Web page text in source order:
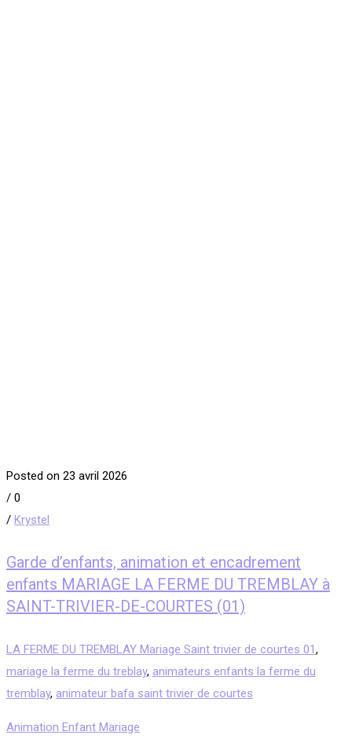
Posted on 23 avril 2026
/ 0
/ Krystel
Garde d’enfants, animation et encadrement
enfants MARIAGE LA FERME DU TREMBLAY à
SAINT-TRIVIER-DE-COURTES (01)
LA FERME DU TREMBLAY Mariage Saint trivier de courtes 01,
mariage la ferme du treblay, animateurs enfants la ferme du
tremblay, animateur bafa saint trivier de courtes
Animation Enfant Mariage